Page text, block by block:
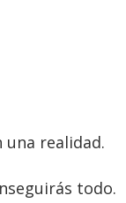
una realidad.
todo.